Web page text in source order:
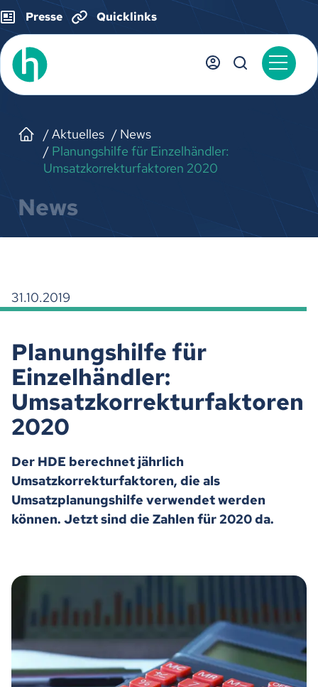
Presse Quicklinks
Aktuelles
News
Planungshilfe für Einzelhändler:
Umsatzkorrekturfaktoren 2020
News
31.10.2019
Planungshilfe für
Einzelhändler:
Umsatzkorrekturfaktoren
2020
Der HDE berechnet jährlich
Umsatzkorrekturfaktoren, die als
Umsatzplanungshilfe verwendet werden
können. Jetzt sind die Zahlen für 2020 da.